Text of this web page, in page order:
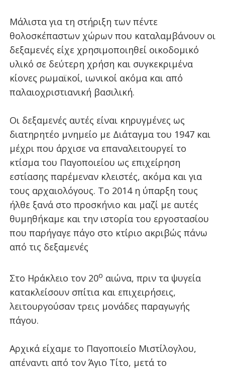
Μάλιστα για τη στήριξη των πέντε
θολοσκέπαστων χώρων που καταλαμβάνουν οι
δεξαμενές είχε χρησιμοποιηθεί οικοδομικό
υλικό σε δεύτερη χρήση και συγκεκριμένα
κίονες ρωμαϊκοί, ιωνικοί ακόμα και από
παλαιοχριστιανική βασιλική.
Οι δεξαμενές αυτές είναι κηρυγμένες ως
διατηρητέο μνημείο με Διάταγμα του 1947 και
μέχρι που άρχισε να επαναλειτουργεί το
κτίσμα του Παγοποιείου ως επιχείρηση
εστίασης παρέμεναν κλειστές, ακόμα και για
τους αρχαιολόγους. Το 2014 η ύπαρξη τους
ήλθε ξανά στο προσκήνιο και μαζί με αυτές
θυμηθήκαμε και την ιστορία του εργοστασίου
που παρήγαγε πάγο στο κτίριο ακριβώς πάνω
από τις δεξαμενές
Στο Ηράκλειο τον 20ο αιώνα, πριν τα ψυγεία
κατακλείσουν σπίτια και επιχειρήσεις,
λειτουργούσαν τρεις μονάδες παραγωγής
πάγου.
Αρχικά είχαμε το Παγοποιείο Μιστίλογλου,
απέναντι από τον Άγιο Τίτο, μετά το